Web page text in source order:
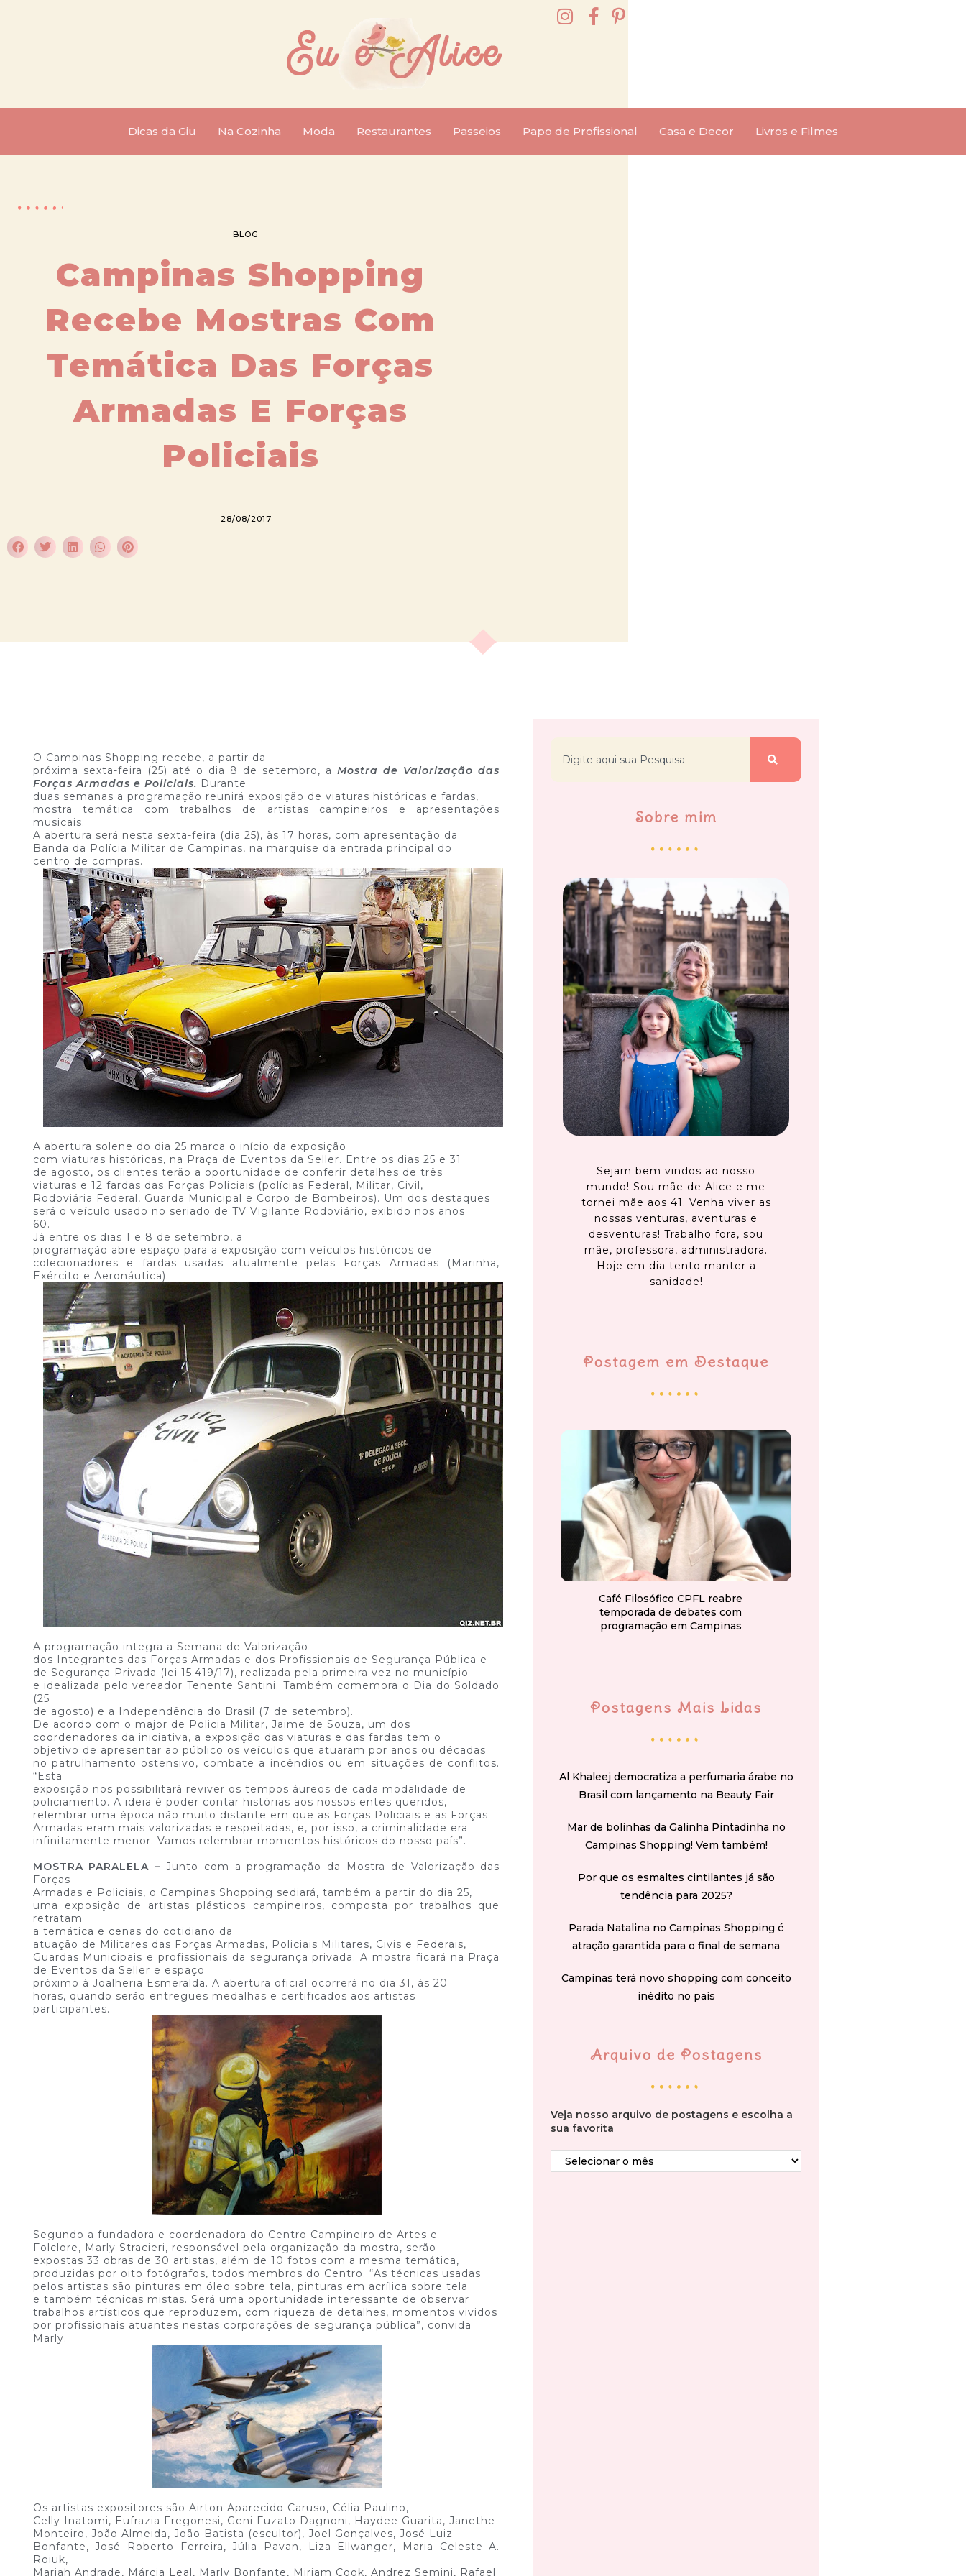
Dicas da Giu Na Cozinha Moda Restaurantes Passeios Papo de Profissional Casa e Decor Livros e Filmes
BLOG
Campinas Shopping
Recebe Mostras Com
Temática Das Forças
Armadas E Forças
Policiais
28/08/2017
O Campinas Shopping recebe, a partir da
próxima sexta-feira (25) até o dia 8 de setembro, aMostra de Valorização das
Forças Armadas e Policiais. Durante
duas semanas a programação reunirá exposição de viaturas históricas e fardas,
mostra temática com trabalhos de artistas campineiros e apresentações
musicais.
A abertura será nesta sexta-feira (dia 25), às 17 horas, com apresentação da
Banda da Polícia Militar de Campinas, na marquise da entrada principal do
centro de compras.
A abertura solene do dia 25 marca o início da exposição
com viaturas históricas, na Praça de Eventos da Seller. Entre os dias 25 e 31
de agosto, os clientes terão a oportunidade de conferir detalhes de três
viaturas e 12 fardas das Forças Policiais (polícias Federal, Militar, Civil,
Rodoviária Federal, Guarda Municipal e Corpo de Bombeiros). Um dos destaques
será o veículo usado no seriado de TV Vigilante Rodoviário, exibido nos anos
60.
Já entre os dias 1 e 8 de setembro, a
programação abre espaço para a exposição com veículos históricos de
colecionadores e fardas usadas atualmente pelas Forças Armadas (Marinha,
Exército e Aeronáutica).
A programação integra a Semana de Valorização
dos Integrantes das Forças Armadas e dos Profissionais de Segurança Pública e
de Segurança Privada (lei 15.419/17), realizada pela primeira vez no município
e idealizada pelo vereador Tenente Santini. Também comemora o Dia do Soldado
(25
de agosto) e a Independência do Brasil (7 de setembro).
De acordo com o major de Policia Militar, Jaime de Souza, um dos
coordenadores da iniciativa, a exposição das viaturas e das fardas tem o
objetivo de apresentar ao público os veículos que atuaram por anos ou décadas
no patrulhamento ostensivo, combate a incêndios ou em situações de conflitos.
“Esta
exposição nos possibilitará reviver os tempos áureos de cada modalidade de
policiamento. A ideia é poder contar histórias aos nossos entes queridos,
relembrar uma época não muito distante em que as Forças Policiais e as Forças
Armadas eram mais valorizadas e respeitadas, e, por isso, a criminalidade era
infinitamente menor. Vamos relembrar momentos históricos do nosso país”.
MOSTRA PARALELA –Junto com a programação da
Mostra de Valorização das
Forças
Armadas e Policiais, o Campinas Shopping sediará, também a partir do dia 25,
uma exposição de artistas plásticos campineiros, composta por trabalhos que
retratam
a temática e cenas do cotidiano da
atuação de Militares das Forças Armadas, Policiais Militares, Civis e Federais,
Guardas Municipais e profissionais da segurança privada. A mostra ficará na Praça
de Eventos da Seller e espaço
próximo à Joalheria Esmeralda. A abertura oficial ocorrerá no dia 31, às 20
horas, quando serão entregues medalhas e certificados aos artistas
participantes.
Segundo a fundadora e coordenadora do Centro Campineiro de Artes e
Folclore, Marly Stracieri, responsável pela organização da mostra, serão
expostas 33 obras de 30 artistas, além de 10 fotos com a mesma temática,
produzidas por oito fotógrafos, todos membros do Centro. “As técnicas usadas
pelos artistas são pinturas em óleo sobre tela, pinturas em acrílica sobre tela
e também técnicas mistas. Será uma oportunidade interessante de observar
trabalhos artísticos que reproduzem, com riqueza de detalhes, momentos vividos
por profissionais atuantes nestas corporações de segurança pública”, convida
Marly.
Os artistas expositores são Airton Aparecido Caruso, Célia Paulino,
Celly Inatomi, Eufrazia Fregonesi, Geni Fuzato Dagnoni, Haydee Guarita, Janethe
Monteiro, João Almeida, João Batista (escultor), Joel Gonçalves, José Luiz
Bonfante, José Roberto Ferreira, Júlia Pavan, Liza Ellwanger, Maria Celeste A.
Roiuk,
Mariah Andrade, Márcia Leal, Marly Bonfante, Miriam Cook, Andrez Semini, Rafael
Sobre mim
Sejam bem vindos ao nosso
mundo! Sou mãe de Alice e me
tornei mãe aos 41. Venha viver as
nossas venturas, aventuras e
desventuras! Trabalho fora, sou
mãe, professora, administradora.
Hoje em dia tento manter a
sanidade!
Postagem em Destaque
Café Filosófico CPFL reabre
temporada de debates com
programação em Campinas
Postagens Mais Lidas
Al Khaleej democratiza a perfumaria árabe no
Brasil com lançamento na Beauty Fair
Mar de bolinhas da Galinha Pintadinha no
Campinas Shopping! Vem também!
Por que os esmaltes cintilantes já são
tendência para 2025?
Parada Natalina no Campinas Shopping é
atração garantida para o final de semana
Campinas terá novo shopping com conceito
inédito no país
Arquivo de Postagens
Veja nosso arquivo de postagens e escolha a
sua favorita